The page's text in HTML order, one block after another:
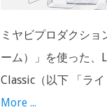
ミヤビプロダクシ
ーム）」を使った
Classic（以下 「ラ
More ...